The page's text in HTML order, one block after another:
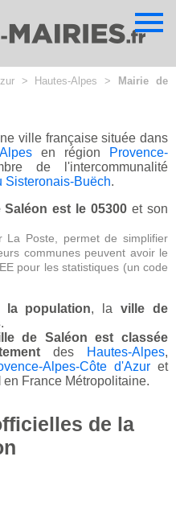
> Hautes-Alpes >
Mairie de
ville française située dans
en région
Provence-
de l'intercommunalité
Sisteronais-Buëch.
est le 05300 et son
Poste, permet de simplifier
communes peuvent avoir le
pour les statistiques (un code
la population, laville de
.
de Saléon est classée
des Hautes-Alpes,
Alpes-Côte d'Azur et
en France Métropolitaine.
de la